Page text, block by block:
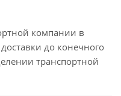
компании в
до конечного
транспортной